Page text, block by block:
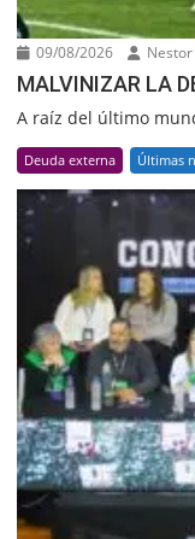
09/08/2026
MALVINIZAR LA
A raíz del último
Deuda externa Últimas